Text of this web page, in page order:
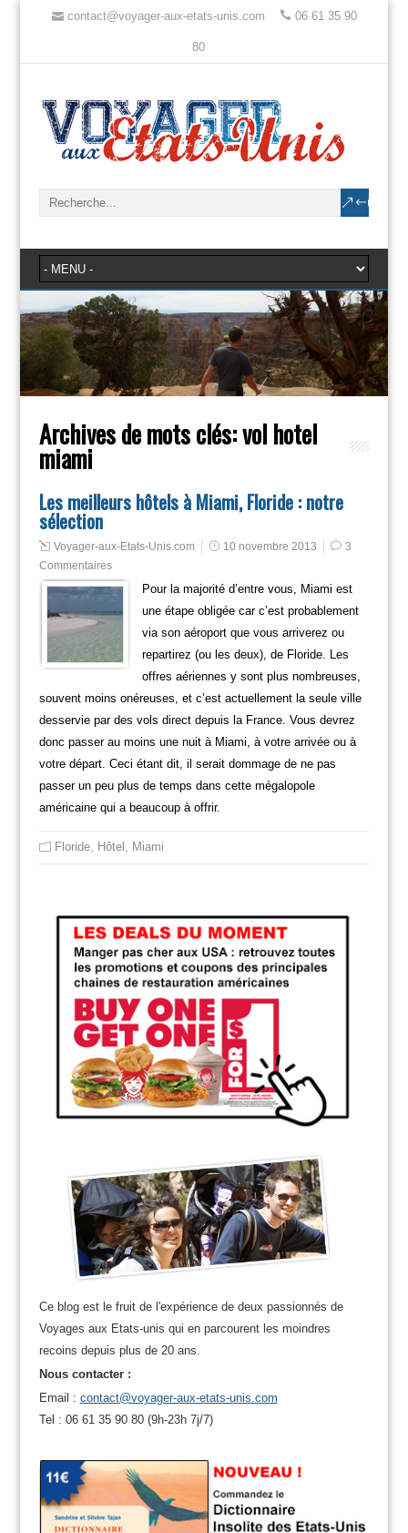
contact@voyager-aux-etats-unis.com 06 61 35 90
80
Archives de mots clés:vol hotel
miami
Les meilleurs hôtels à Miami, Floride : notre
sélection
Voyager-aux-Etats-Unis.com 10 novembre 2013
3
Commentaires
Pour la majorité d’entre vous, Miami est
une étape obligée car c’est probablement
via son aéroport que vous arriverez ou
repartirez (ou les deux), de Floride. Les
offres aériennes y sont plus nombreuses,
souvent moins onéreuses, et c’est actuellement la seule ville
desservie par des vols direct depuis la France. Vous devrez
donc passer au moins une nuit à Miami, à votre arrivée ou à
votre départ. Ceci étant dit, il serait dommage de ne pas
passer un peu plus de temps dans cette mégalopole
américaine qui a beaucoup à offrir.
Floride, Hôtel Miami
Ce blog est le fruit de l'expérience de deux passionnés de
Voyages aux Etats-unis qui en parcourent les moindres
recoins depuis plus de 20 ans.
Nous contacter :
Email : contact@voyager-aux-etats-unis.com
Tel : 06 61 35 90 80 (9h-23h 7j/7)